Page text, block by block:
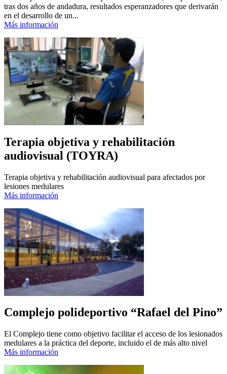
tras dos años de andadura, resultados esperanzadores que derivarán
en el desarrollo de un...
Más información
Terapia objetiva y rehabilitación
audiovisual (TOYRA)
Terapia objetiva y rehabilitación audiovisual para afectados por
lesiones medulares
Más información
Complejo polideportivo “Rafael del Pino”
El Complejo tiene como objetivo facilitar el acceso de los lesionados
medulares a la práctica del deporte, incluido el de más alto nivel
Más información